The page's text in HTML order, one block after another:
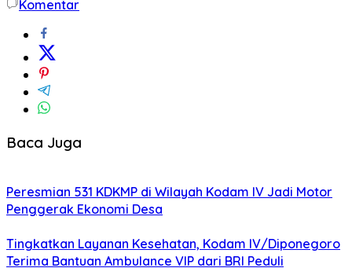
Komentar
Baca Juga
Peresmian 531 KDKMP di Wilayah Kodam IV Jadi Motor
Penggerak Ekonomi Desa
Tingkatkan Layanan Kesehatan, Kodam IV/Diponegoro
Terima Bantuan Ambulance VIP dari BRI Peduli